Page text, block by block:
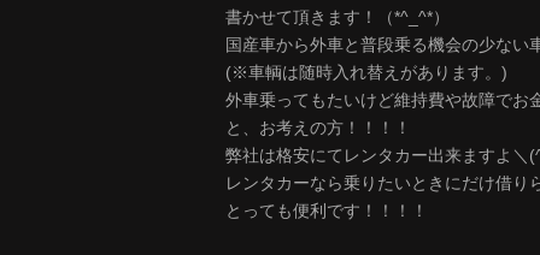
書かせて頂きます！（*^_^*）
国産車から外車と普段乗る機会の少ない
(※車輌は随時入れ替えがあります。)
外車乗ってもたいけど維持費や故障でお
と、お考えの方！！！！
弊社は格安にてレンタカー出来ますよ＼
レンタカーなら乗りたいときにだけ借り
とっても便利です！！！！